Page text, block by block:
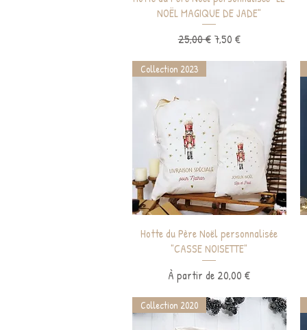
NOËL MAGIQUE DE JADE"
Prix original
25,00 € Prix promotionnel
7,50 €
Aperçu rapide
Collection 2023
Hotte du Père Noël personnalisée
"CASSE NOISETTE"
À partir de 20,00 €
Prix promotionnel
Collection 2020